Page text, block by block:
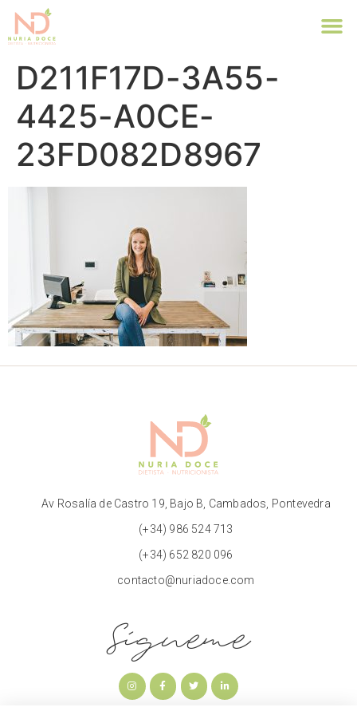
D211F17D-3A55-
4425-A0CE-
23FD082D8967
Av Rosalía de Castro 19, Bajo B, Cambados, Pontevedra
(+34) 986 524 713
(+34) 652 820 096
contacto@nuriadoce.com
Sígueme